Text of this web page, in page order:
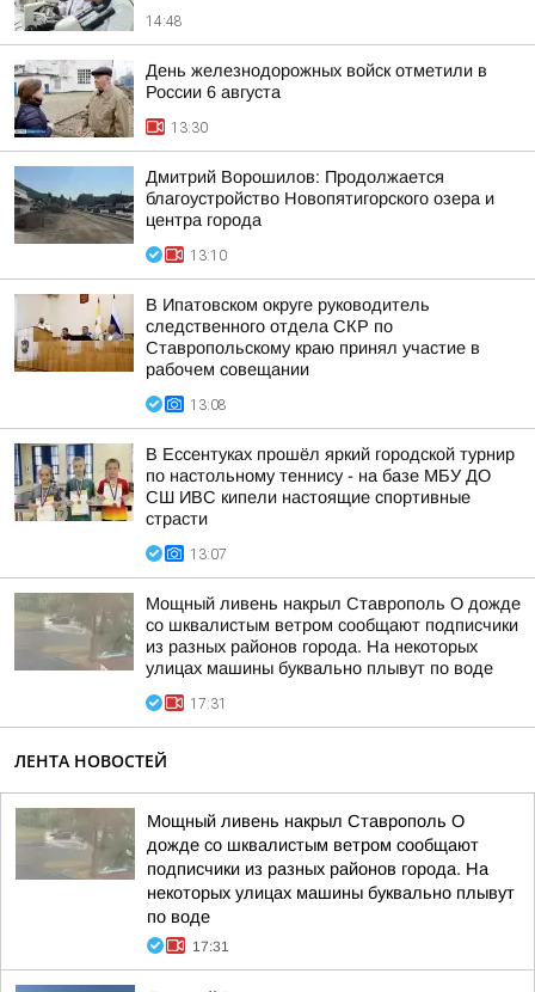
14:48
День железнодорожных войск отметили в
России 6 августа
13:30
Дмитрий Ворошилов: Продолжается
благоустройство Новопятигорского озера и
центра города
13:10
В Ипатовском округе руководитель
следственного отдела СКР по
Ставропольскому краю принял участие в
рабочем совещании
13:08
В Ессентуках прошёл яркий городской турнир
по настольному теннису - на базе МБУ ДО
СШ ИВС кипели настоящие спортивные
страсти
13:07
Мощный ливень накрыл Ставрополь О дожде
со шквалистым ветром сообщают подписчики
из разных районов города. На некоторых
улицах машины буквально плывут по воде
17:31
ЛЕНТА НОВОСТЕЙ
Мощный ливень накрыл Ставрополь О
дожде со шквалистым ветром сообщают
подписчики из разных районов города. На
некоторых улицах машины буквально плывут
по воде
17:31